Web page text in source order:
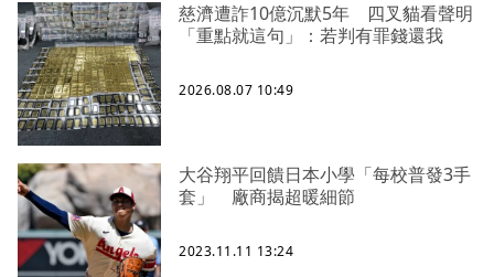
慈濟遭詐10億沉默5年 四叉貓看聲明
「重點就這句」：若判有罪錢還我
2026.08.07 10:49
大谷翔平回饋日本小學「每校普發3手
套」 廠商揭超暖細節
2023.11.11 13:24